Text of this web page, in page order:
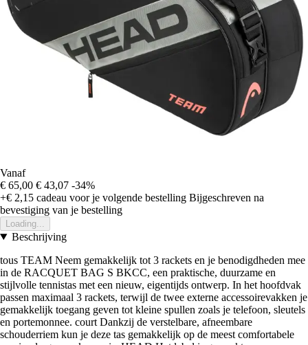
Vanaf
€ 65,00 € 43,07 -34%
+€ 2,15 cadeau voor je volgende bestelling Bijgeschreven na
bevestiging van je bestelling
Loading...
Beschrijving
tous TEAM Neem gemakkelijk tot 3 rackets en je benodigdheden mee
in de RACQUET BAG S BKCC, een praktische, duurzame en
stijlvolle tennistas met een nieuw, eigentijds ontwerp. In het hoofdvak
passen maximaal 3 rackets, terwijl de twee externe accessoirevakken je
gemakkelijk toegang geven tot kleine spullen zoals je telefoon, sleutels
en portemonnee. court Dankzij de verstelbare, afneembare
schouderriem kun je deze tas gemakkelijk op de meest comfortabele